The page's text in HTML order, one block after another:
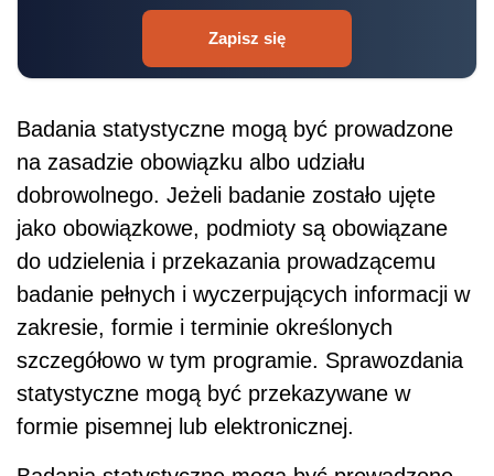
Zapisz się
Badania statystyczne mogą być prowadzone
na zasadzie obowiązku albo udziału
dobrowolnego. Jeżeli badanie zostało ujęte
jako obowiązkowe, podmioty są obowiązane
do udzielenia i przekazania prowadzącemu
badanie pełnych i wyczerpujących informacji w
zakresie, formie i terminie określonych
szczegółowo w tym programie. Sprawozdania
statystyczne mogą być przekazywane w
formie pisemnej lub elektronicznej.